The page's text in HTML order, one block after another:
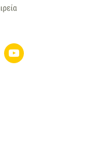
youtube